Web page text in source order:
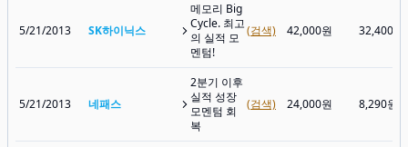
5/21/2013 SK하이닉스
메모리 Big
Cycle. 최고
의 실적 모
멘텀!
(검색) 42,000원 32,400원
5/21/2013 네패스
2분기 이후
실적 성장
모멘텀 회
복
(검색) 24,000원 8,290원